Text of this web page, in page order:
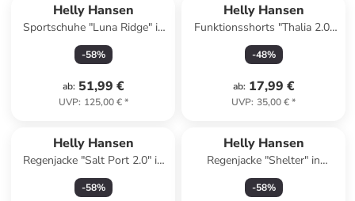
Helly Hansen
Sportschuhe "Luna Ridge" in
Orange
-58%
ab: 51,99 €
UVP: 125,00 €*
Helly Hansen
Funktionsshorts "Thalia 2.0"
in Dunkelblau
-48%
ab: 17,99 €
UVP: 35,00 €*
Helly Hansen
Regenjacke "Salt Port 2.0" in
Dunkelblau/ Rot
-58%
Helly Hansen
Regenjacke "Shelter" in
Dunkelblau
-58%